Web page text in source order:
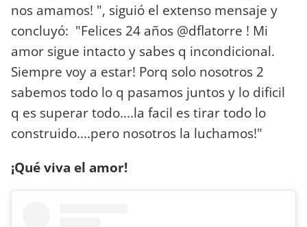
nos amamos! ", siguió el extenso mensaje y
concluyó: "Felices 24 años @dflatorre ! Mi
amor sigue intacto y sabes q incondicional.
Siempre voy a estar! Porq solo nosotros 2
sabemos todo lo q pasamos juntos y lo dificil
q es superar todo....la facil es tirar todo lo
construido....pero nosotros la luchamos!"
¡Qué viva el amor!